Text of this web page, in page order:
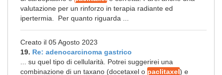
valutazione per un rinforzo in terapia radiante ed
ipertermia. Per quanto riguarda ...
Creato il 05 Agosto 2023
19. Re: adenocarcinoma gastrico
... su quel tipo di cellularità. Potrei suggerirei una
combinazione di un taxano (docetaxel o paclitaxel) e